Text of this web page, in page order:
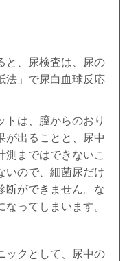
と、尿検査は、尿の
法」で尿白血球反応
トは、膣からのおり
が出ることと、尿中
測まではできないこ
いので、細菌尿だけ
断ができません。な
ってしまいます。
ックとして、尿中の